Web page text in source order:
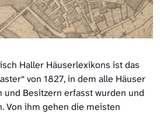
Haller Häuserlexikons ist das
von 1827, in dem alle Häuser
Besitzern erfasst wurden und
Von ihm gehen die meisten